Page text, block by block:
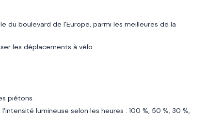
du boulevard de l'Europe, parmi les meilleures de la
les déplacements à vélo.
piétons.
lumineuse selon les heures : 100 %, 50 %, 30 %,